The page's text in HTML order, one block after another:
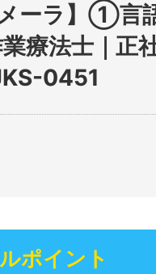
メーラ】①
療法士｜正
0451
ポイント